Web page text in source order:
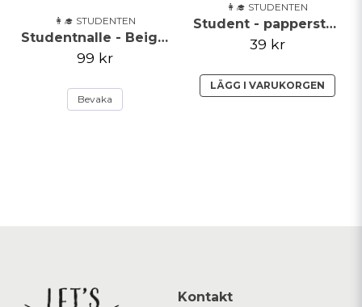
👩‍🎓 STUDENTEN
Studentnalle - Beige med tröja
99 kr
Bevaka
👩‍🎓 STUDENTEN
Student - papperstallrik - 8 pack
39 kr
LÄGG I VARUKORGEN
Kontakt